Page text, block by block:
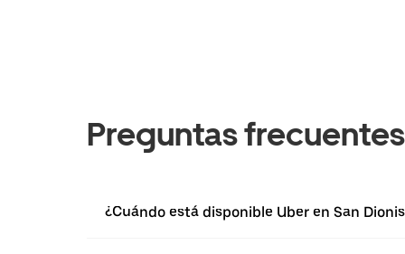
Preguntas frecuentes
¿Cuándo está disponible Uber en San